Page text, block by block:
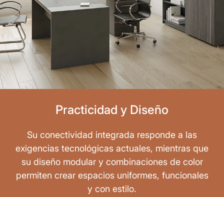
Practicidad y Diseño
Su conectividad integrada responde a las
exigencias tecnológicas actuales, mientras que
su diseño modular y combinaciones de color
permiten crear espacios uniformes, funcionales
y con estilo.